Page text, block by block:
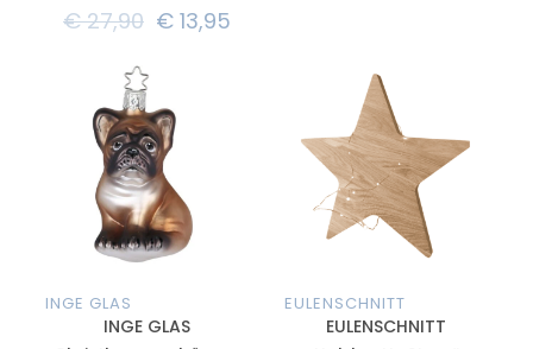
€27,90 € 13,95
INGE GLAS
INGE GLAS
EULENSCHNITT
EULENSCHNITT